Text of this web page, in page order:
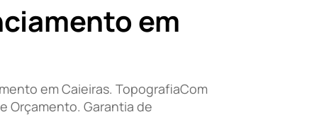
em
em Caieiras. TopografiaCom
Orçamento. Garantia de